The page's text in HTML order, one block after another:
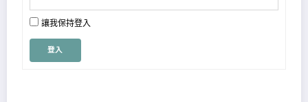
讓我保持登入
登入